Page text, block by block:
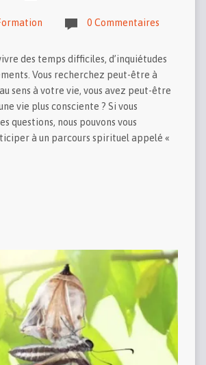
0 Commentaires
des temps difficiles, d’inquiétudes
Vous recherchez peut-être à
sens à votre vie, vous avez peut-être
vie plus consciente ? Si vous
questions, nous pouvons vous
à un parcours spirituel appelé «